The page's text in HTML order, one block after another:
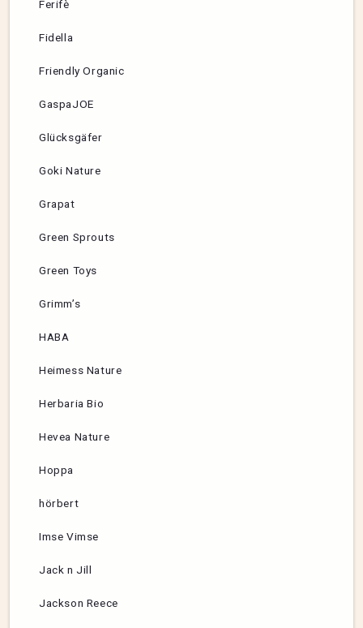
Ferifè
Fidella
Friendly Organic
GaspaJOE
Glücksgäfer
Goki Nature
Grapat
Green Sprouts
Green Toys
Grimm’s
HABA
Heimess Nature
Herbaria Bio
Hevea Nature
Hoppa
hörbert
Imse Vimse
Jack n Jill
Jackson Reece